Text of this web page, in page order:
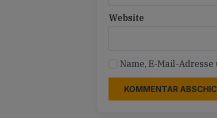
Website
Name, E-Mail-